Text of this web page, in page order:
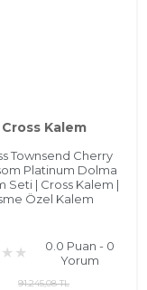
Cross Kalem
Townsend Cherry
Platinum Dolma
Seti | Cross Kalem |
Özel Kalem
0.0 Puan - 0
Yorum
91.245,08 TL